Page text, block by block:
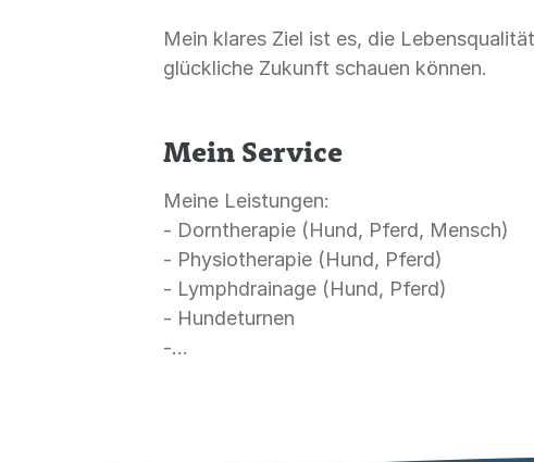
Mein klares Ziel ist es, die
glückliche Zukunft schauen können.
Mein Service
Meine Leistungen:
- Dorntherapie (Hund, Pferd, Mensch)
- Physiotherapie (Hund, Pferd)
- Lymphdrainage (Hund, Pferd)
- Hundeturnen
-...